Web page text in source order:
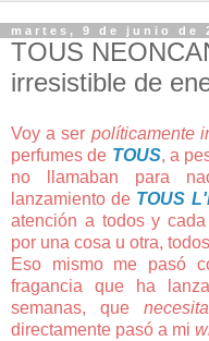
martes, 9 de junio de
TOUS
irresistible de
Voy a ser políticamente
perfumes de TOUS, a
no llamaban para
lanzamiento de TOUS
atención a todos y
por una cosa u otra,
Eso mismo me pasó
fragancia que ha
semanas, que
directamente pasó a mi